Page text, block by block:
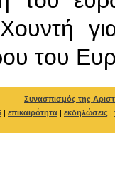
του
Συνασπισμός της
| επικαιρότητα | εκδηλώσεις |